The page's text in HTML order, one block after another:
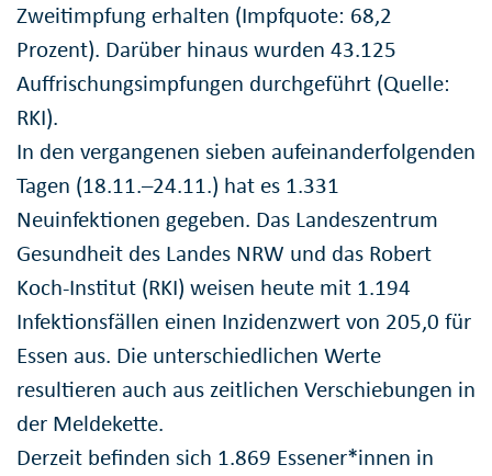
Zweitimpfung erhalten (Impfquote: 68,2
Prozent). Darüber hinaus wurden 43.125
Auffrischungsimpfungen durchgeführt (Quelle:
RKI).
In den vergangenen sieben aufeinanderfolgenden
Tagen (18.11.–24.11.) hat es 1.331
Neuinfektionen gegeben. Das Landeszentrum
Gesundheit des Landes NRW und das Robert
Koch-Institut (RKI) weisen heute mit 1.194
Infektionsfällen einen Inzidenzwert von 205,0 für
Essen aus. Die unterschiedlichen Werte
resultieren auch aus zeitlichen Verschiebungen in
der Meldekette.
Derzeit befinden sich 1.869 Essener*innen in